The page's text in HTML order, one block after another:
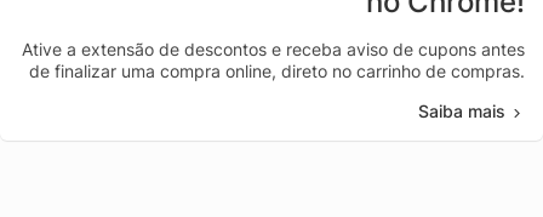
Ative a extensão de descontos e receba aviso de cupons antes
de finalizar uma compra online, direto no carrinho de compras.
Saiba mais